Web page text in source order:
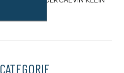
CATEGORIE